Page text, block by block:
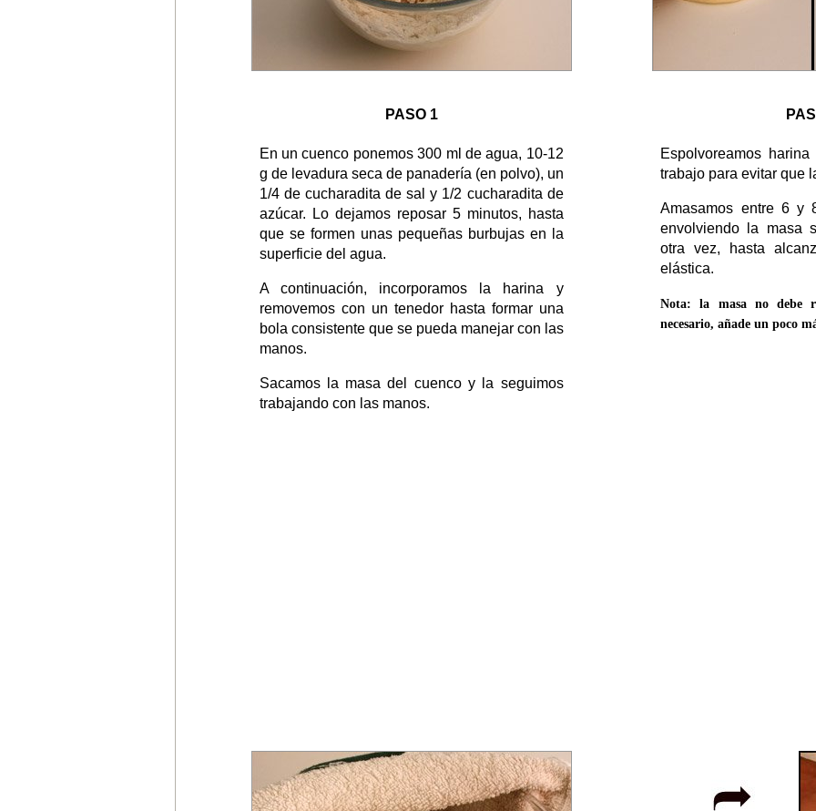
PASO 1
En un cuenco ponemos 300 ml de agua, 10-12
g de levadura seca de panadería (en polvo), un
1/4 de cucharadita de sal y 1/2 cucharadita de
azúcar. Lo dejamos reposar 5 minutos, hasta
que se formen unas pequeñas burbujas en la
superficie del agua.
A continuación, incorporamos la harina y
removemos con un tenedor hasta formar una
bola consistente que se pueda manejar con las
manos.
Sacamos la masa del cuenco y la seguimos
trabajando con las manos.
Espolvoreamos
trabajo para evitar que
Amasamos entre 6 y
envolviendo la masa
otra vez, hasta
elástica.
Nota: la masa no debe
necesario, añade un poco